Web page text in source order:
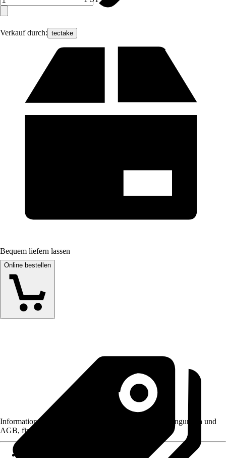
Verkauf durch: tectake
Bequem liefern lassen
Online bestellen
Informationen des Verkäufers, wie z. B. Rückgabebedingungen und
AGB, finden Sie bei Klick auf den Verkäufernamen.